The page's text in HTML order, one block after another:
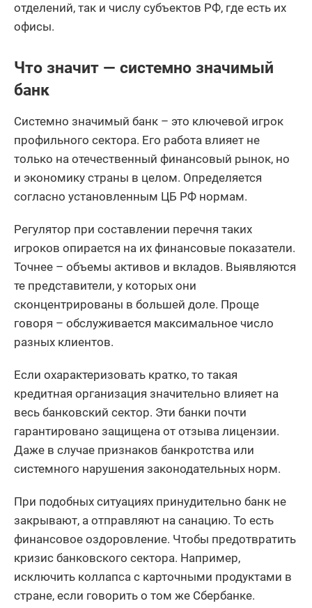
отделений, так и числу субъектов РФ, где есть их
офисы.
Что значит — системно значимый
банк
Системно значимый банк – это ключевой игрок
профильного сектора. Его работа влияет не
только на отечественный финансовый рынок, но
и экономику страны в целом. Определяется
согласно установленным ЦБ РФ нормам.
Регулятор при составлении перечня таких
игроков опирается на их финансовые показатели.
Точнее – объемы активов и вкладов. Выявляются
те представители, у которых они
сконцентрированы в большей доле. Проще
говоря – обслуживается максимальное число
разных клиентов.
Если охарактеризовать кратко, то такая
кредитная организация значительно влияет на
весь банковский сектор. Эти банки почти
гарантировано защищена от отзыва лицензии.
Даже в случае признаков банкротства или
системного нарушения законодательных норм.
При подобных ситуациях принудительно банк не
закрывают, а отправляют на санацию. То есть
финансовое оздоровление. Чтобы предотвратить
кризис банковского сектора. Например,
исключить коллапса с карточными продуктами в
стране, если говорить о том же Сбербанке.